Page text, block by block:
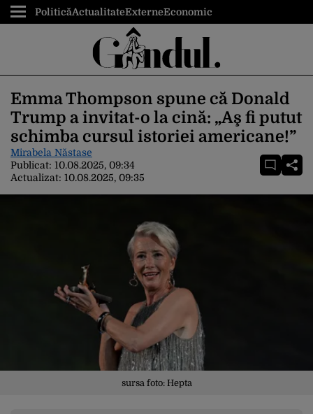
PoliticăActualitateExterneEconomic
Emma Thompson spune că Donald
Trump a invitat-o la cină: „Aş fi putut
schimba cursul istoriei americane!”
Mirabela Năstase
Publicat: 10.08.2025, 09:34
Actualizat: 10.08.2025, 09:35
sursa foto: Hepta